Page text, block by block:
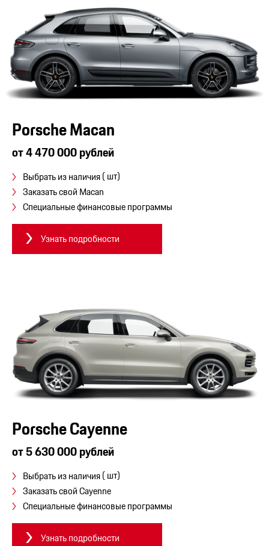
Porsche Macan
от 4 470 000 рублей
Выбрать из наличия( шт)
Заказать свой Macan
Специальные финансовые программы
Узнать подробности
Porsche Cayenne
от 5 630 000 рублей
Выбрать из наличия( шт)
Заказать свой Cayenne
Специальные финансовые программы
Узнать подробности